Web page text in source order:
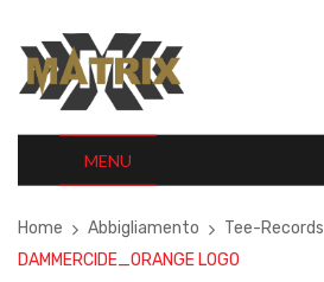
MENU
Home Abbigliamento
Tee-Records
DAMMERCIDE_ORANGE LOGO